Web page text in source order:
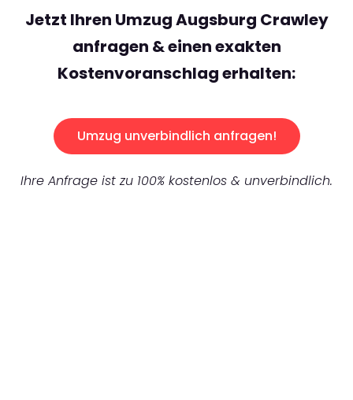
Jetzt Ihren Umzug Augsburg Crawley
anfragen & einen exakten
Kostenvoranschlag erhalten:
Umzug unverbindlich anfragen!
Ihre Anfrage ist zu 100% kostenlos & unverbindlich.